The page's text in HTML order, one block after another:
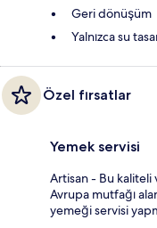
Geri dönüşüm
Yalnızca su
Özel fırsatlar
Yemek servisi
Artisan - Bu
Avrupa mutfağı
yemeği servisi